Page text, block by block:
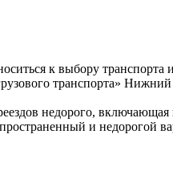
к выбору транспорта
транспорта»
недорого, включающая
и недорогой